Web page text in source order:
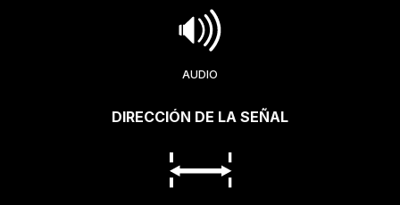
AUDIO
DIRECCIÓN DE LA SEÑAL